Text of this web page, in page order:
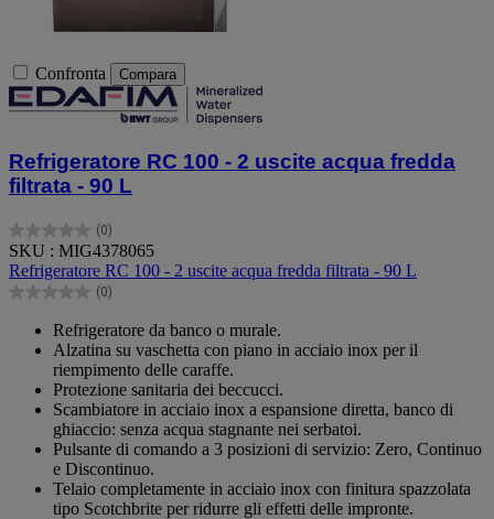
Confronta Compara
Refrigeratore RC 100 - 2 uscite acqua fredda
filtrata - 90 L
(0)
0.0
su
5
stelle.
SKU : MIG4378065
Refrigeratore RC 100 - 2 uscite acqua fredda filtrata - 90 L
(0)
0.0
stelle.
Refrigeratore da banco o murale.
Alzatina su vaschetta con piano in acciaio inox per il
riempimento delle caraffe.
Protezione sanitaria dei beccucci.
Scambiatore in acciaio inox a espansione diretta, banco di
ghiaccio: senza acqua stagnante nei serbatoi.
Pulsante di comando a 3 posizioni di servizio: Zero, Continuo
e Discontinuo.
Telaio completamente in acciaio inox con finitura spazzolata
tipo Scotchbrite per ridurre gli effetti delle impronte.